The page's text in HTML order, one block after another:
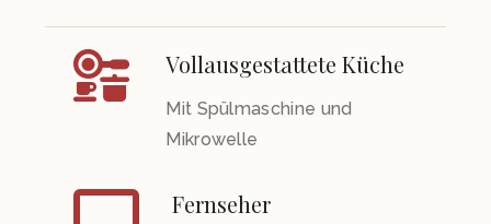
Vollausgestattete Küche
Mit Spülmaschine und
Mikrowelle
Fernseher